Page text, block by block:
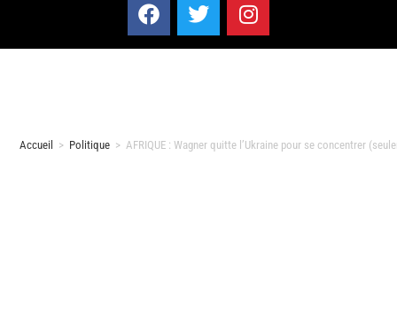
Accueil > Politique > AFRIQUE : Wagner quitte l’Ukraine pour se concentrer